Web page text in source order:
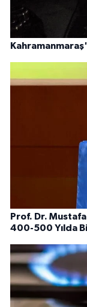
Prof. Dr.
400-500 Yılda